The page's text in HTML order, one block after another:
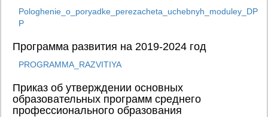
Pologhenie_o_poryadke_perezacheta_uchebnyh_moduley_DP
P
Программа развития на 2019-2024 год
PROGRAMMA_RAZVITIYA
Приказ об утверждении основных
образовательных программ среднего
профессионального образования